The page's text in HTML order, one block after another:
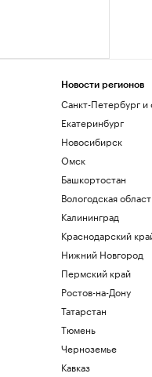
Новости регионов
Санкт-Петербург и
Екатеринбург
Новосибирск
Омск
Башкортостан
Вологодская
Калининград
Краснодарский
Нижний Новгород
Пермский край
Ростов-на-Дону
Татарстан
Тюмень
Черноземье
Кавказ